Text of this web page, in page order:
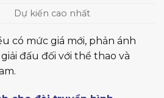
Dự kiến cao nhất
có mức giá mới, phản ánh
đấu đối với thể thao và